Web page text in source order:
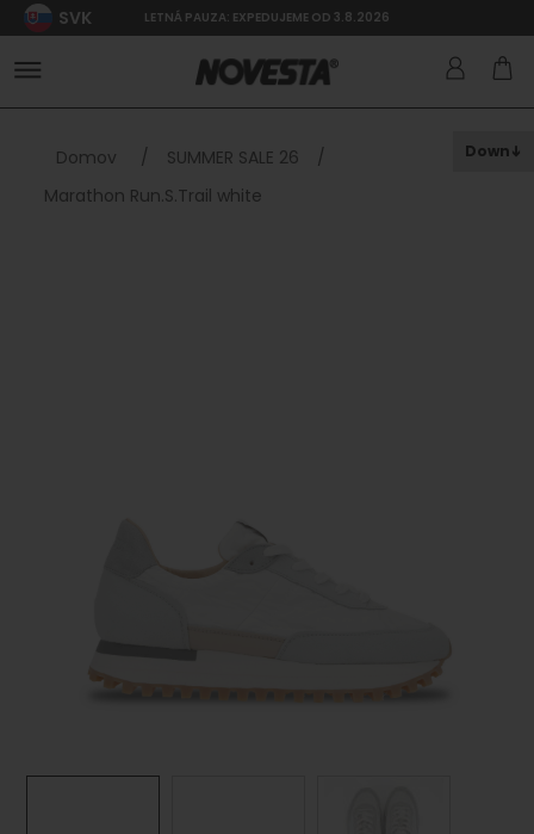
SVK LETNÁ PAUZA: EXPEDUJEME OD 3.8.2026
Domov / SUMMER SALE 26
/
Marathon Run.S.Trail white
Down